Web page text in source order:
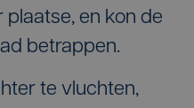
en kon de
betrappen.
te vluchten,